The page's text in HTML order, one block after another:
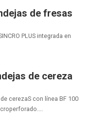
de fresas
PLUS integrada en
de cereza
cerezaS con línea BF 100